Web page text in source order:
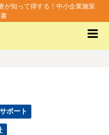
が知って得する！中小企業施策
ポート